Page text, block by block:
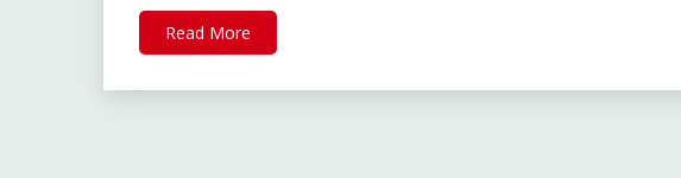
Read More